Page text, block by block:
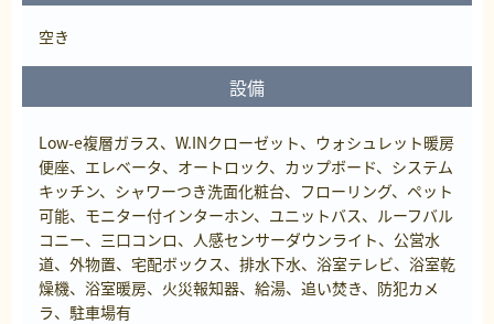
空き
設備
Low-e複層ガラス、W.INクローゼット、ウォシュレット暖房
便座、エレベータ、オートロック、カップボード、システム
キッチン、シャワーつき洗面化粧台、フローリング、ペット
可能、モニター付インターホン、ユニットバス、ルーフバル
コニー、三口コンロ、人感センサーダウンライト、公営水
道、外物置、宅配ボックス、排水下水、浴室テレビ、浴室乾
燥機、浴室暖房、火災報知器、給湯、追い焚き、防犯カメ
ラ、駐車場有